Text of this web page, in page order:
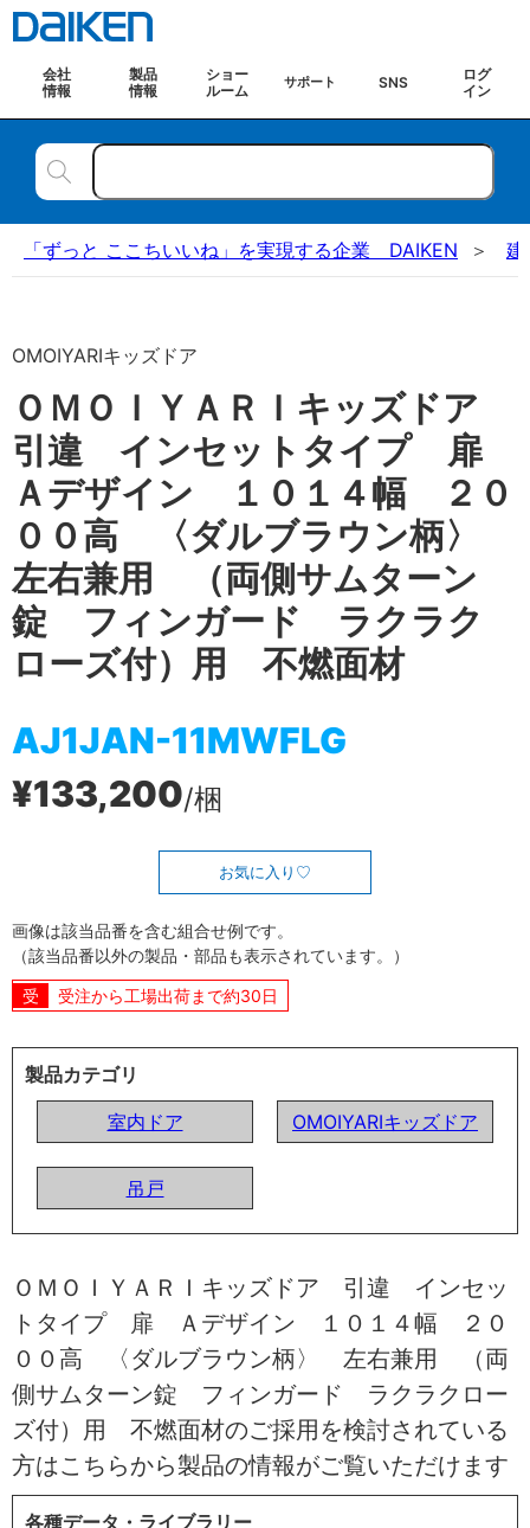
会社
情報
製品
情報
ショー
ルーム
サポート SNS
ログ
イン
「ずっと ここちいいね」を実現する企業 DAIKEN 建
OMOIYARIキッズドア
ＯＭＯＩＹＡＲＩキッズドア
引違 インセットタイプ 扉
Ａデザイン １０１４幅 ２０
００高 〈ダルブラウン柄〉
左右兼用 （両側サムターン
錠 フィンガード ラクラク
ローズ付）用 不燃面材
AJ1JAN-11MWFLG
¥133,200/梱
お気に入り
画像は該当品番を含む組合せ例です。
（該当品番以外の製品・部品も表示されています。）
受注から工場出荷まで約30日
製品カテゴリ
室内ドア
OMOIYARIキッズドア
吊戸
ＯＭＯＩＹＡＲＩキッズドア 引違 インセッ
トタイプ 扉 Ａデザイン １０１４幅 ２０
００高 〈ダルブラウン柄〉 左右兼用 （両
側サムターン錠 フィンガード ラクラクロー
ズ付）用 不燃面材のご採用を検討されている
方はこちらから製品の情報がご覧いただけます
各種データ・ライブラリー